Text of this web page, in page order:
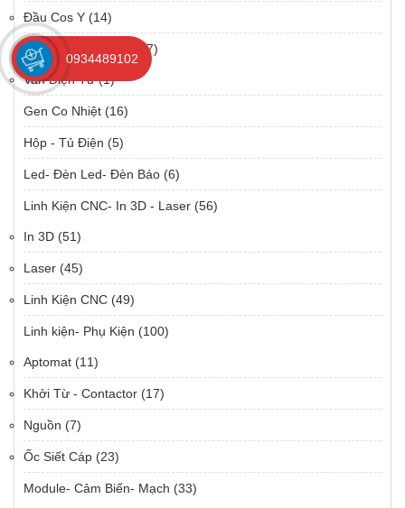
Đầu Cos Y (14)
Động Cơ- Máy Bơm (7)
Van Điện Từ (1)
Gen Co Nhiệt (16)
Hộp - Tủ Điện (5)
Led- Đèn Led- Đèn Báo (6)
Linh Kiện CNC- In 3D - Laser (56)
In 3D (51)
Laser (45)
Linh Kiện CNC (49)
Linh kiện- Phụ Kiện (100)
Aptomat (11)
Khởi Từ - Contactor (17)
Nguồn (7)
Ốc Siết Cáp (23)
Module- Cảm Biến- Mạch (33)
0934489102